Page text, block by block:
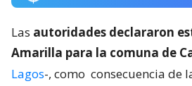
Las autoridades declararon
Amarilla para la comuna de
Lagos-, como consecuencia de